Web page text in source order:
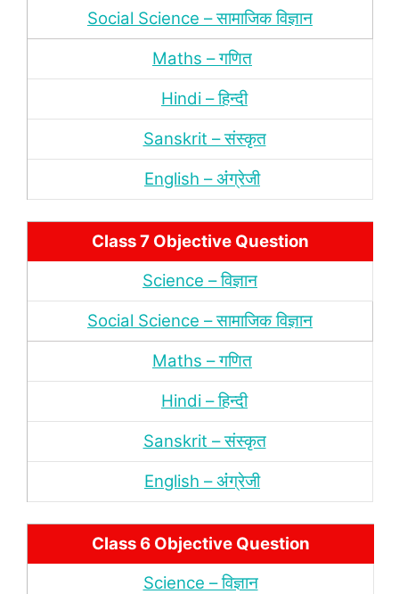
Social Science – सामाजिक विज्ञान
Maths – गणित
Hindi – हिन्‍दी
Sanskrit – संस्‍कृत
English – अंंग्रेजी
Class 7 Objective Question
Science – विज्ञान
Social Science – सामाजिक विज्ञान
Maths – गणित
Hindi – हिन्‍दी
Sanskrit – संस्‍कृत
English – अंंग्रेजी
Class 6 Objective Question
Science – विज्ञान